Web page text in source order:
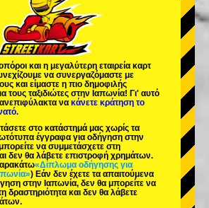
Αλλαγή Καταστήματος
#1 Τόκιο Ακίχαμπαρα #1
#2
Τόκιο Κόλπος
Οσάκα
και η μεγαλύτερη εταιρεία καρτ
να συνεργαζόμαστε με
και είμαστε η πιο δημοφιλής
τους ταξιδιώτες στην Ιαπωνία! Γι' αυτό
να κάνετε κράτηση το
στο κατάστημά μας χωρίς τα
έγγραφα για οδήγηση στην
να συμμετάσχετε στη
δεν θα λάβετε επιστροφή χρημάτων.
«Δίπλωμα οδήγησης για
) Εάν δεν έχετε τα απαιτούμενα
στην Ιαπωνία, δεν θα μπορείτε να
δραστηριότητα και δεν θα λάβετε